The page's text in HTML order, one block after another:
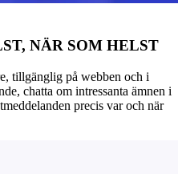
NÄR SOM HELST
tillgänglig på webben och i
chatta om intressanta ämnen i
precis var och när